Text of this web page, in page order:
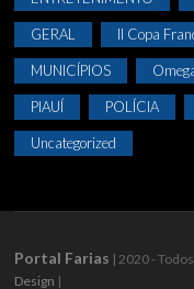
GERAL II Copa
MUNICÍPIOS
PIAUÍ POLÍCIA
Uncategorized
Portal Farias | 2020 -
Design |